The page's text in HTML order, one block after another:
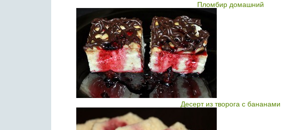
Пломбир домашний
Десерт из творога с бананами